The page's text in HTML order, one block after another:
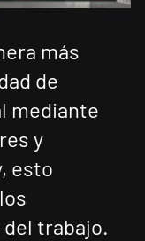
más
de
mediante
y
esto
trabajo.